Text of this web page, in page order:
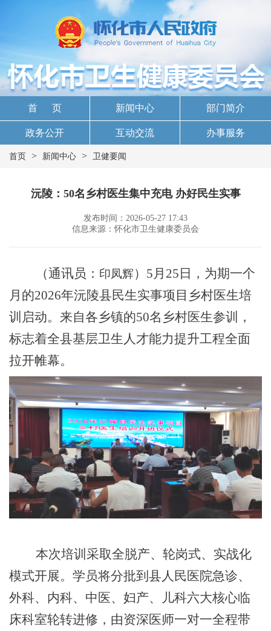
首 页 新闻中心 部门简介
政务公开 互动交流 办事服务
首页 > 新闻中心 > 卫健要闻
沅陵：50名乡村医生集中充电 办好民生实事
发布时间：2026-05-27 17:43
信息来源：怀化市卫生健康委员会
（通讯员： 印凤辉）5月25日，为期一个
月的2026年沅陵县民生实事项目乡村医生培
训启动。来自各乡镇的50名乡村医生参训，
标志着全县基层卫生人才能力提升工程全面
拉开帷幕。
本次培训采取全脱产、轮岗式、实战化
模式开展。学员将分批到县人民医院急诊、
外科、内科、中医、妇产、儿科六大核心临
床科室轮转进修，由资深医师一对一全程带